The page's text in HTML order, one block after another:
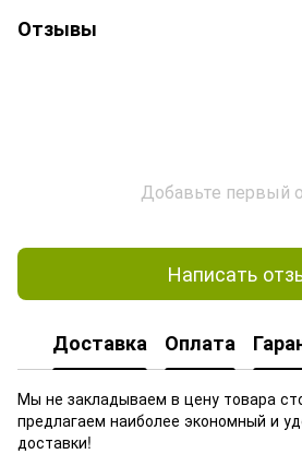
Отзывы
Добавьте первый
Написать
Доставка Оплата
Мы не закладываем в цену товара
предлагаем наиболее экономный и
доставки!